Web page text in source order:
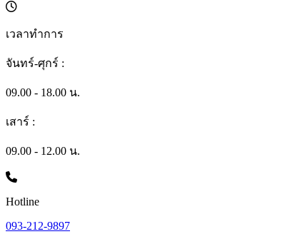
เวลาทำการ
จันทร์-ศุกร์ :
09.00 - 18.00 น.
เสาร์ :
09.00 - 12.00 น.
Hotline
093-212-9897